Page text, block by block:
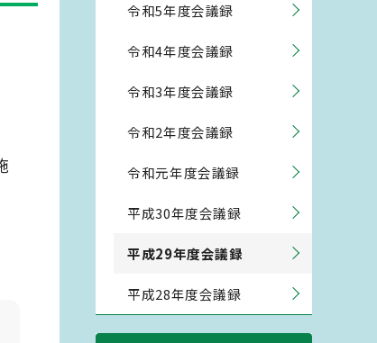
令和5年度会議録
令和4年度会議録
令和3年度会議録
令和2年度会議録
令和元年度会議録
平成30年度会議録
平成29年度会議録
平成28年度会議録